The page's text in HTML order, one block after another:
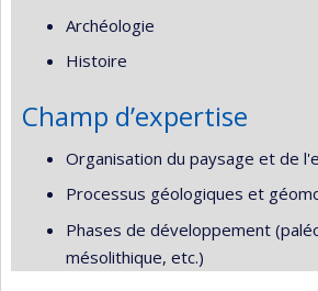
Archéologie
Histoire
Champ d’expertise
Organisation du paysage et de
Processus géologiques et
Phases de développement
mésolithique, etc.)